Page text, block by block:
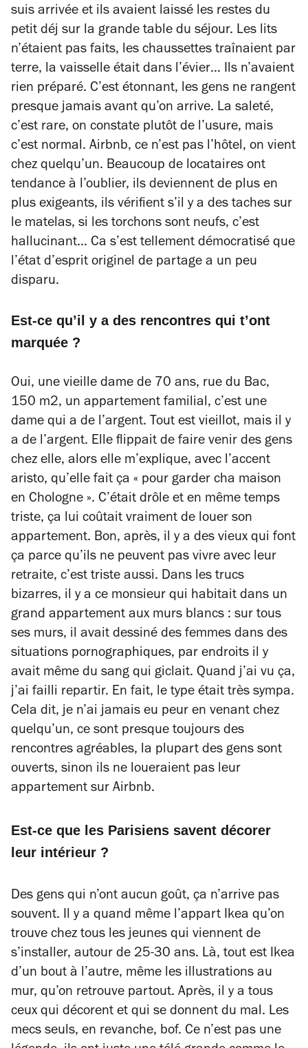
suis arrivée et ils avaient laissé les restes du
petit déj sur la grande table du séjour. Les lits
n’étaient pas faits, les chaussettes traînaient par
terre, la vaisselle était dans l’évier… Ils n’avaient
rien préparé. C’est étonnant, les gens ne rangent
presque jamais avant qu’on arrive. La saleté,
c’est rare, on constate plutôt de l’usure, mais
c’est normal. Airbnb, ce n’est pas l’hôtel, on vient
chez quelqu’un. Beaucoup de locataires ont
tendance à l’oublier, ils deviennent de plus en
plus exigeants, ils vérifient s’il y a des taches sur
le matelas, si les torchons sont neufs, c’est
hallucinant... Ca s’est tellement démocratisé que
l’état d’esprit originel de partage a un peu
disparu.
Est-ce qu’il y a des rencontres qui t’ont
marquée ?
Oui, une vieille dame de 70 ans, rue du Bac,
150 m2, un appartement familial, c’est une
dame qui a de l’argent. Tout est vieillot, mais il y
a de l’argent. Elle flippait de faire venir des gens
chez elle, alors elle m’explique, avec l’accent
aristo, qu’elle fait ça « pour garder cha maison
en Chologne ». C’était drôle et en même temps
triste, ça lui coûtait vraiment de louer son
appartement. Bon, après, il y a des vieux qui font
ça parce qu’ils ne peuvent pas vivre avec leur
retraite, c’est triste aussi. Dans les trucs
bizarres, il y a ce monsieur qui habitait dans un
grand appartement aux murs blancs : sur tous
ses murs, il avait dessiné des femmes dans des
situations pornographiques, par endroits il y
avait même du sang qui giclait. Quand j’ai vu ça,
j’ai failli repartir. En fait, le type était très sympa.
Cela dit, je n’ai jamais eu peur en venant chez
quelqu’un, ce sont presque toujours des
rencontres agréables, la plupart des gens sont
ouverts, sinon ils ne loueraient pas leur
appartement sur Airbnb.
Est-ce que les Parisiens savent décorer
leur intérieur ?
Des gens qui n’ont aucun goût, ça n’arrive pas
souvent. Il y a quand même l’appart Ikea qu’on
trouve chez tous les jeunes qui viennent de
s’installer, autour de 25-30 ans. Là, tout est Ikea
d’un bout à l’autre, même les illustrations au
mur, qu’on retrouve partout. Après, il y a tous
ceux qui décorent et qui se donnent du mal. Les
mecs seuls, en revanche, bof. Ce n’est pas une